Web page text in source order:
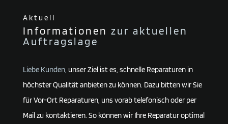
Aktuell
Informationen zur aktuellen
Auftragslage
Liebe Kunden, unser Ziel ist es, schnelle Reparaturen in
höchster Qualität anbieten zu können. Dazu bitten wir Sie
für Vor-Ort Reparaturen, uns vorab telefonisch oder per
Mail zu kontaktieren. So können wir Ihre Reparatur optimal